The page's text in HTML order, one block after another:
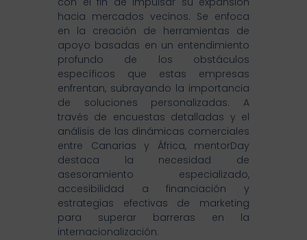
hacia mercados vecinos. Se enfoca
en la creación de herramientas de
apoyo basadas en un entendimiento
profundo de los obstáculos
específicos que estas empresas
enfrentan, subrayando la importancia
de soluciones personalizadas. A
través de encuestas detalladas y el
análisis de las dinámicas comerciales
entre Canarias y África, mentorDay
destaca la necesidad de
asesoramiento especializado,
accesibilidad a financiación y
estrategias efectivas de marketing
para superar barreras en la
internacionalización.